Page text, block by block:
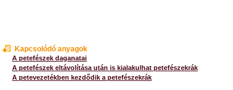
Kapcsolódó anyagok
A petefészek daganatai
A petefészek eltávolítása után is kialakulhat petefészekrák
A petevezetékben kezdődik a petefészekrák